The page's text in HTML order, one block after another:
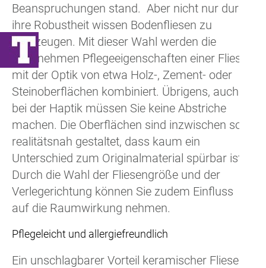
Beanspruchungen stand. Aber nicht nur durch
ihre Robustheit wissen Bodenfliesen zu
überzeugen. Mit dieser Wahl werden die
angenehmen Pflegeeigenschaften einer Fliese
mit der Optik von etwa Holz-, Zement- oder
Steinoberflächen kombiniert. Übrigens, auch
bei der Haptik müssen Sie keine Abstriche
machen. Die Oberflächen sind inzwischen so
realitätsnah gestaltet, dass kaum ein
Unterschied zum Originalmaterial spürbar ist.
Durch die Wahl der Fliesengröße und der
Verlegerichtung können Sie zudem Einfluss
auf die Raumwirkung nehmen.
Pflegeleicht und allergiefreundlich
Ein unschlagbarer Vorteil keramischer Fliesen